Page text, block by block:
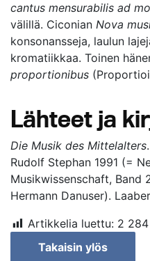
cantus mensurabilis ad
välillä. Ciconian Nova
konsonansseja, laulun
kromatiikkaa. Toinen
proportionibus
Lähteet ja
Die Musik des Mittelalters
Rudolf Stephan 1991 (=
Musikwissenschaft, Band
Hermann Danuser).
Artikkelia luettu: 2 284
Takaisin ylös